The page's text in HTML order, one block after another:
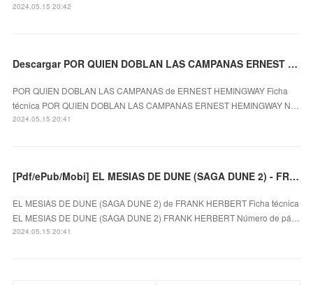
2024.05.15 20:42
Descargar POR QUIEN DOBLAN LAS CAMPANAS ERNEST HEMINGWAY Gratis - EPUB, PDF y MOBI
POR QUIEN DOBLAN LAS CAMPANAS de ERNEST HEMINGWAY Ficha
técnica POR QUIEN DOBLAN LAS CAMPANAS ERNEST HEMINGWAY N…
2024.05.15 20:41
[Pdf/ePub/Mobi] EL MESIAS DE DUNE (SAGA DUNE 2) - FRANK HERBERT descargar ebook gratis
EL MESIAS DE DUNE (SAGA DUNE 2) de FRANK HERBERT Ficha técnica
EL MESIAS DE DUNE (SAGA DUNE 2) FRANK HERBERT Número de pá…
2024.05.15 20:41